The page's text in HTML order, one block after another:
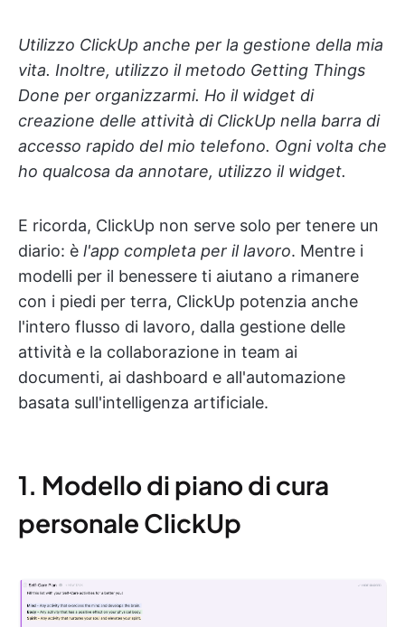
Utilizzo ClickUp anche per la gestione della mia
vita. Inoltre, utilizzo il metodo Getting Things
Done per organizzarmi. Ho il widget di
creazione delle attività di ClickUp nella barra di
accesso rapido del mio telefono. Ogni volta che
ho qualcosa da annotare, utilizzo il widget.
E ricorda, ClickUp non serve solo per tenere un
diario: è l'app completa per il lavoro. Mentre i
modelli per il benessere ti aiutano a rimanere
con i piedi per terra, ClickUp potenzia anche
l'intero flusso di lavoro, dalla gestione delle
attività e la collaborazione in team ai
documenti, ai dashboard e all'automazione
basata sull'intelligenza artificiale.
1. Modello di piano di cura
personale ClickUp